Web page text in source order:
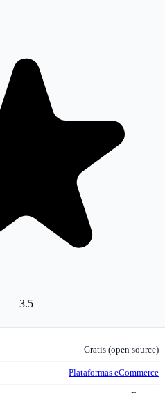
3.5
Gratis (open source)
Plataformas eCommerce